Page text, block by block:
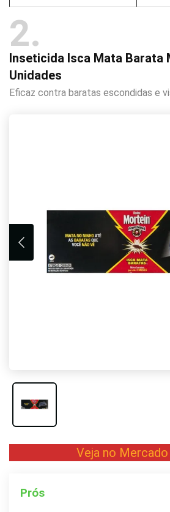
2
Inseticida Isca Mata Barata
Unidades
Eficaz contra baratas escondidas e
Veja no
Prós